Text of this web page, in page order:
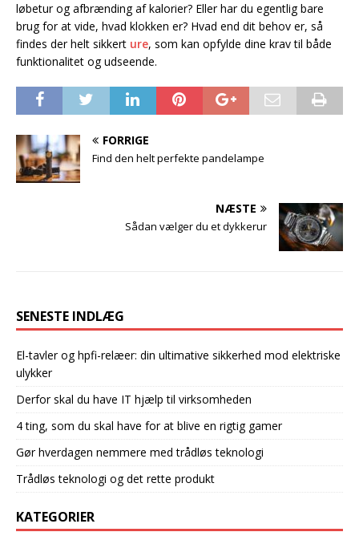
løbetur og afbrænding af kalorier? Eller har du egentlig bare
brug for at vide, hvad klokken er? Hvad end dit behov er, så
findes der helt sikkert ure, som kan opfylde dine krav til både
funktionalitet og udseende.
FORRIGE
Find den helt perfekte pandelampe
NÆSTE
Sådan vælger du et dykkerur
SENESTE INDLÆG
El-tavler og hpfi-relæer: din ultimative sikkerhed mod elektriske
ulykker
Derfor skal du have IT hjælp til virksomheden
4 ting, som du skal have for at blive en rigtig gamer
Gør hverdagen nemmere med trådløs teknologi
Trådløs teknologi og det rette produkt
KATEGORIER